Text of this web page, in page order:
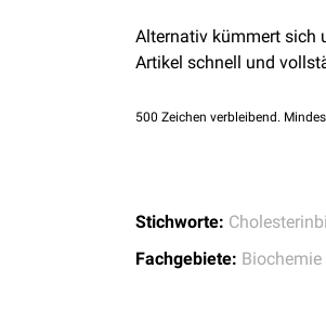
Alternativ kümmert sich
Artikel schnell und
500 Zeichen verbleibend.
Stichworte:
Fachgebiete: Biochemie